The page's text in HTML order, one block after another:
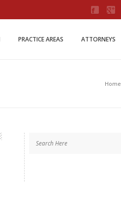
PRACTICE AREAS ATTORNEYS
Home